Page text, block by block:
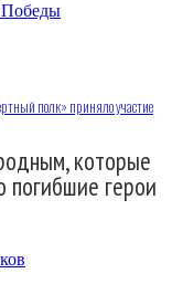
полк» приняло участие
которые
погибшие герои